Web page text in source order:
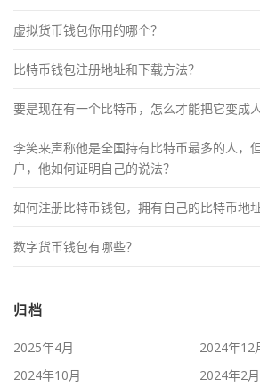
虚拟货币钱包你用的哪个？
比特币钱包注册地址和下载方法？
要是现在有一个比特币，怎么才能把它变成
李笑来声称他是全国持有比特币最多的人，
户，他如何证明自己的说法？
如何注册比特币钱包，拥有自己的比特币地址
数字货币钱包有哪些？
归档
2025年4月
2024年12
2024年10月
2024年2月